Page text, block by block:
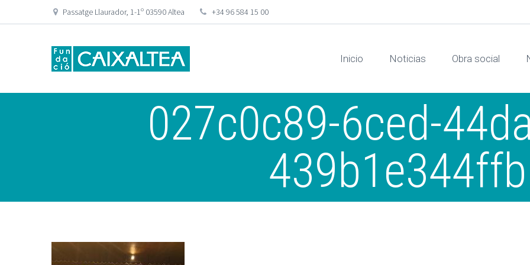
Passatge Llaurador, 1-1º 03590 Altea +34 96 584 15 00
Inicio Noticias Obra social
027c0c89-6ced-
439b1e344ffb